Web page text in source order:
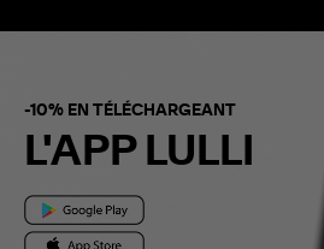
-10% EN TÉLÉCHARGEANT
L'APP LULLI